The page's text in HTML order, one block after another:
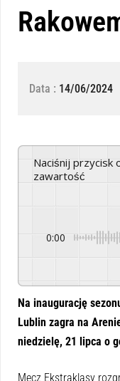
Data : 14/06/2024
Naciśnij przycisk odtwarzania, aby odsłuchać tę
zawartość
0:00
Na inaugurację
Lublin zagra na
niedzielę, 21 lipca o
Mecz Ekstraklasy